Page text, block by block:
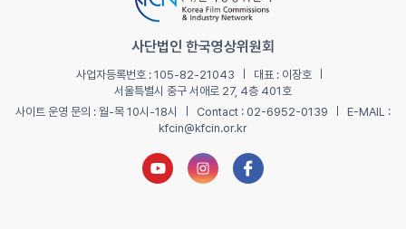
사단법인 한국영상위원회
사업자등록번호 : 105-82-21043
대표 : 이장호
서울특별시 중구 서애로 27, 4층 401호
사이트 운영 문의 : 월-목 10시-18시
Contact : 02-6952-0139
E-MAIL :
kfcin@kfcin.or.kr
유튜브 새창열기인스타그램 새창열기
페이스북 새창열기